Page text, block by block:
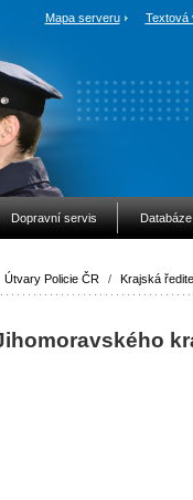
Mapa serveru Textová
Dopravní servis Databáze
Útvary Policie ČR / Krajská